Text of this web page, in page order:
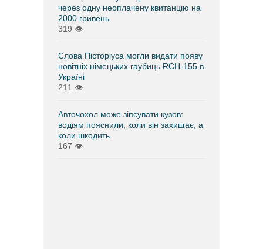
через одну неоплачену квитанцію на
2000 гривень
319 👁
Слова Пісторіуса могли видати появу
новітніх німецьких гаубиць RCH-155 в
Україні
211 👁
Авточохол може зіпсувати кузов:
водіям пояснили, коли він захищає, а
коли шкодить
167 👁